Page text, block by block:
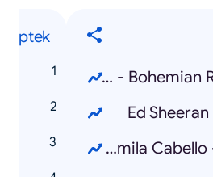
Queen - Bohemian Rhapsody
Ed
Camila Cabello - Havana